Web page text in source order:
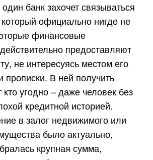
банк захочет связываться
официально нигде не
финансовые
предоставляют
не интересуясь местом его
прописки. В ней получить
угодно – даже человек без
кредитной историей.
в залог недвижимого или
было актуально,
крупная сумма,